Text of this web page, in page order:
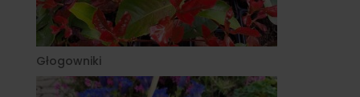
Głogowniki